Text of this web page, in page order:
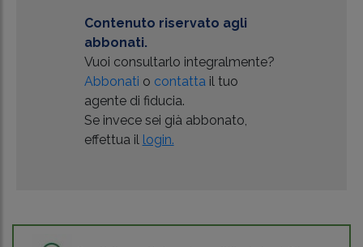
Contenuto riservato agli
abbonati.
Vuoi consultarlo integralmente?
Abbonati o contattail tuo
agente di fiducia.
Se invece sei già abbonato,
effettua il login.